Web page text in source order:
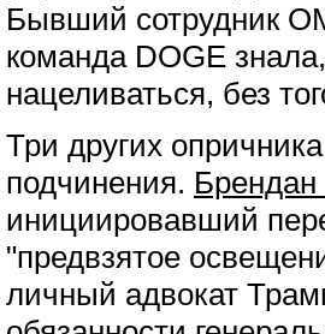
Бывший сотрудник
команда DOGE
нацеливаться, без
Три других
подчинения. Брендан
инициировавший
"предвзятое
личный адвокат